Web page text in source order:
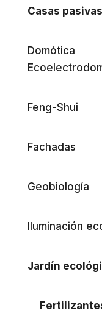
Casas pasivas
Domótica
Feng-Shui
Fachadas
Geobiología
Iluminación
Jardín